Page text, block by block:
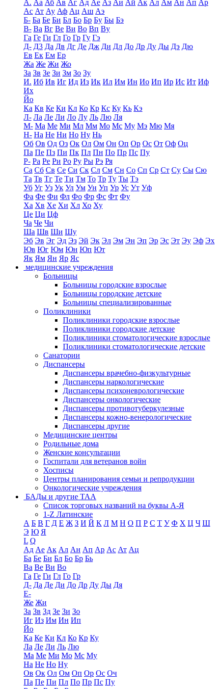
А. Аа Аб Ав Аг Ад Ае Аз Аи Ай Ак Ал Ам Ан Ап Ар
Ас Ат Ау Аф Ац Аш Аэ
Б- Ба Бе Би Бл Бо Бр Бу Бы Бэ
В- Ва Вг Ве Ви Во Вп Ву
Га Ге Ги Гл Го Гр Гу Гэ
Д- Д3 Да Дв Дг Де Дж Ди Дл До Др Ду Ды Дэ Дю
Ев Ек Ем Ер
Жа Же Жи Жо
За Зв Зе Зи Зм Зо Зу
И. Иб Ив Иг Ид Из Ик Ил Им Ин Ио Ип Ир Ис Ит Иф
Их
Йо
Ка Кв Ке Ки Кл Ко Кр Кс Ку Кь Кэ
Л- Ла Ле Ли Ло Лу Ль Лю Ля
М- Ма Ме Ми Мл Мм Мо Мс Му Мэ Мю Мя
Н- На Не Ни Но Ну Нь
Об Ов Од Оз Ок Ол Ом Он Оп Ор Ос От Оф Оц
Па Пе Пз Пи Пк Пл Пн По Пр Пс Пу
Р- Ра Ре Ри Ро Ру Ры Рэ Ря
Са Сб Св Се Си Ск Сл См Сн Со Сп Ср Ст Су Сы Сю
Та Тв Тг Те Ти Тм То Тр Ту Ты Тэ
Уб Уг Уз Ук Ул Ум Ун Уп Ур Ус Ут Уф
Фа Фе Фи Фл Фо Фр Фс Фт Фу
Ха Хв Хе Хи Хл Хо Ху
Це Ци Цф
Ча Че Чи
Ша Шв Ши Шу
Эб Эв Эг Эд Эз Эй Эк Эл Эм Эн Эп Эр Эс Эт Эу Эф Эх
Юв Юг Юм Юн Юп Ют
Як Ям Ян Яр Яс
медицинские учреждения
Больницы
Больницы городские взрослые
Больницы городские детские
Больницы специализированные
Поликлиники
Поликлиники городские взрослые
Поликлиники городские детские
Поликлиники стоматологические взрослые
Поликлиники стоматологические детские
Санатории
Диспансеры
Диспансеры врачебно-физкультурные
Диспансеры наркологические
Диспансеры психоневрологические
Диспансеры онкологические
Диспансеры противотуберкулезные
Диспансеры кожно-венерологические
Диспансеры другие
Медицинские центры
Родильные дома
Женские консультации
Госпитали для ветеранов войн
Хосписы
Центры планирования семьи и репродукции
Онкологические учреждения
БАДы и другие ТАА
Список торговых названий на буквы А-Я
1-Z Латинские
А Б В Г Д Е Ж З И Й К Л М Н О П Р С Т У Ф Х Ц Ч Ш
Э Ю Я
L Q
Ад Ае Ак Ал Ан Ап Ар Ас Ат Ац
Ба Бе Би Бл Бо Бр Бь
Ва Ве Ви Во
Га Ге Ги Гл Го Гр
Д- Да Де Ди До Др Ду Ды Дя
Е-
Же Жи
За Зв Зд Зе Зи Зо
Иг Из Им Ин Ип
Йо
Ка Ке Ки Кл Ко Кр Ку
Ла Ле Ли Ль Лю
Ма Ме Ми Мо Мс Му
На Не Но Ну
Ов Ок Ол Ом Оп Ор Ос Оч
Па Пе Пи Пл По Пр Пс Пу